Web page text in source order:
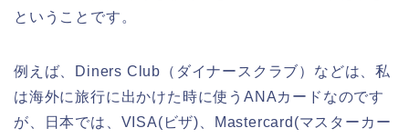
ということです。
例えば、Diners Club（ダイナースクラブ）などは、私
は海外に旅行に出かけた時に使うANAカードなのです
が、日本では、VISA(ビザ)、Mastercard(マスターカー